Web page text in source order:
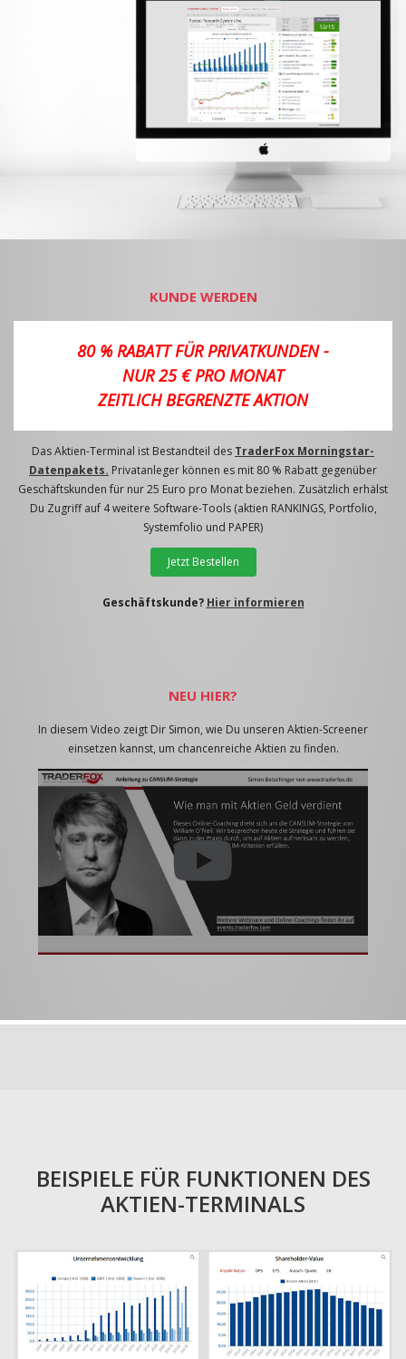
KUNDE WERDEN
80 % RABATT FÜR PRIVATKUNDEN -
NUR 25 € PRO MONAT
ZEITLICH BEGRENZTE AKTION
Das Aktien-Terminal ist Bestandteil des TraderFox Morningstar-
Datenpakets. Privatanleger können es mit 80 % Rabatt gegenüber
Geschäftskunden für nur 25 Euro pro Monat beziehen. Zusätzlich erhälst
Du Zugriff auf 4 weitere Software-Tools (aktien RANKINGS, Portfolio,
Systemfolio und PAPER)
Jetzt Bestellen
Geschäftskunde? Hier informieren
NEU HIER?
In diesem Video zeigt Dir Simon, wie Du unseren Aktien-Screener
einsetzen kannst, um chancenreiche Aktien zu finden.
BEISPIELE FÜR FUNKTIONEN DES
AKTIEN-TERMINALS